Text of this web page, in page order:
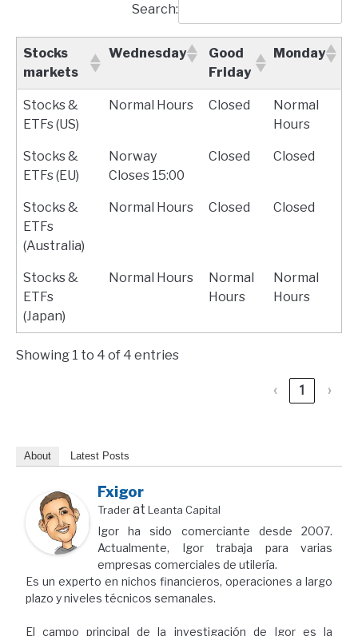
Search:
Stocks
markets
Wednesday
Good
Friday
Monday
Stocks &
ETFs (US)
Normal Hours Closed
Normal
Hours
Stocks &
ETFs (EU)
Norway
Closes 15:00
Closed Closed
Stocks &
ETFs
(Australia)
Normal Hours Closed Closed
Stocks &
ETFs
(Japan)
Normal Hours
Normal
Hours
Normal
Hours
Showing 1 to 4 of 4 entries
‹ 1 ›
About Latest Posts
Fxigor
Traderat Leanta Capital
Igor ha sido comerciante desde 2007.
Actualmente, Igor trabaja para varias
empresas comerciales de utilería.
Es un experto en nichos financieros, operaciones a largo
plazo y niveles técnicos semanales.
El campo principal de la investigación de Igor es la